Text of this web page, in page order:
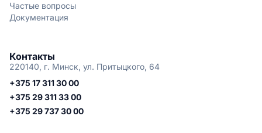
Частые вопросы
Документация
Контакты
220140, г. Минск, ул. Притыцкого, 64
+375 17 311 30 00
+375 29 311 33 00
+375 29 737 30 00